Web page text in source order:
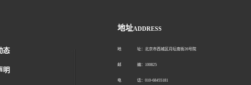
态
明
地址ADDRESS
地 址：北京市西城区月坛南街26号院
邮 编：100825
电 话：010-68455181